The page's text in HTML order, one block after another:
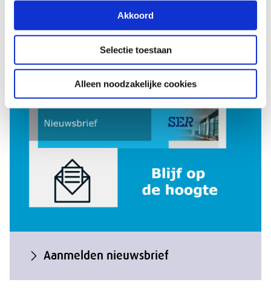
Akkoord
Selectie toestaan
Alleen noodzakelijke cookies
Aanmelden nieuwsbrief